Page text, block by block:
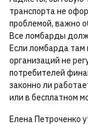
транспорта не
проблемой, важно
Все ломбарды
Если ломбарда там
организаций не
потребителей
законно ли
или в бесплатном
Елена Петроченко